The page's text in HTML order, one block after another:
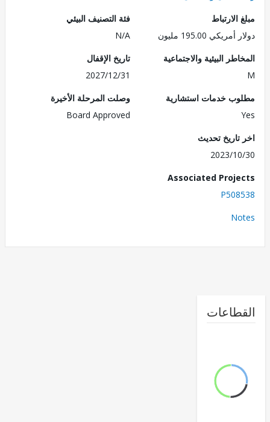
195.00 مليون
فئة التصنيف البيئي
N/A
البيئية والاجتماعية
تاريخ الإقفال
2027/12/31
خدمات استشارية
وصلت المرحلة الأخيرة
Board Approved
تحديث
2023/
Associated